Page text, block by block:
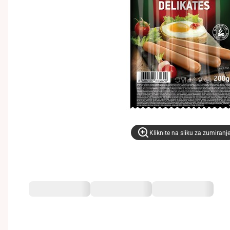
Kliknite na sliku za zumiranje